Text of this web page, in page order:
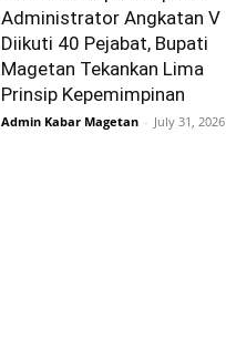
Administrator Angkatan V
Diikuti 40 Pejabat, Bupati
Magetan Tekankan Lima
Prinsip Kepemimpinan
Admin Kabar Magetan - July 31, 2026